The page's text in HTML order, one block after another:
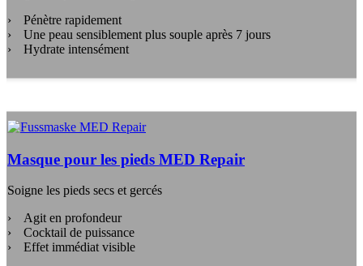
Pénètre rapidement
Une peau sensiblement plus souple après 7 jours
Hydrate intensément
Masque pour les pieds MED Repair
Soigne les pieds secs et gercés
Agit en profondeur
Cocktail de puissance
Effet immédiat visible